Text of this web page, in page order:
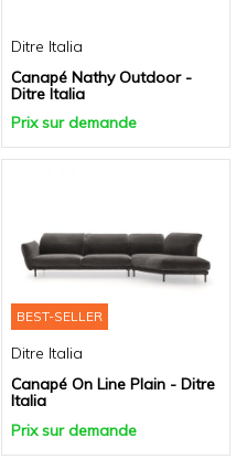
Ditre Italia
Canapé Nathy Outdoor -
Ditre Italia
Prix sur demande
BEST-SELLER
Ditre Italia
Canapé On Line Plain - Ditre
Italia
Prix sur demande